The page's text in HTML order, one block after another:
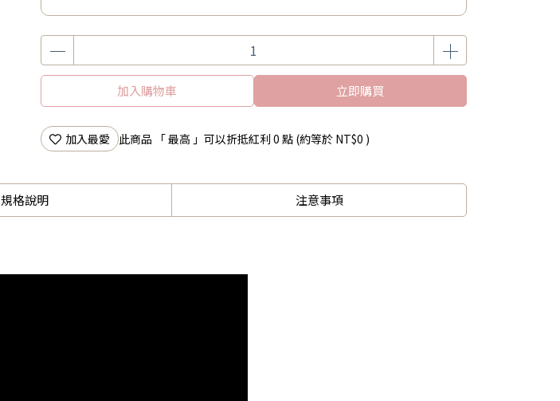
加入購物車 立即購買
加入最愛 此商品 「 最高 」可以折抵紅利 0 點 (約等於 NT$0 )
規格說明 注意事項